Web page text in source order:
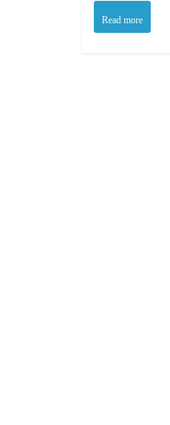
Read more